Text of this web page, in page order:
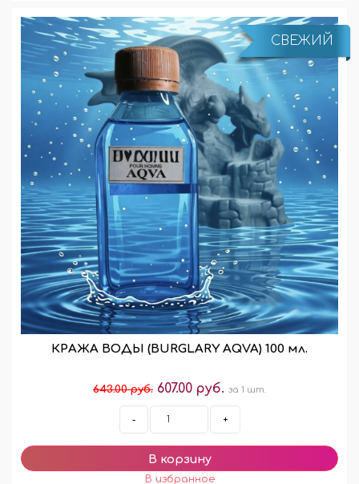
СВЕЖИЙ
КРАЖА ВОДЫ (BURGLARY AQVA) 100 мл.
643.00 руб. 607.00 руб. за 1 шт.
- +